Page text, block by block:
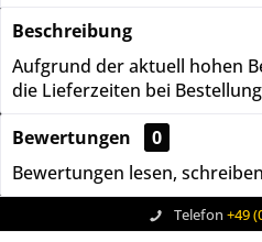
Beschreibung
Aufgrund der aktuell hohen
die Lieferzeiten bei
Bewertungen
0
Bewertungen lesen,
Telefon +49